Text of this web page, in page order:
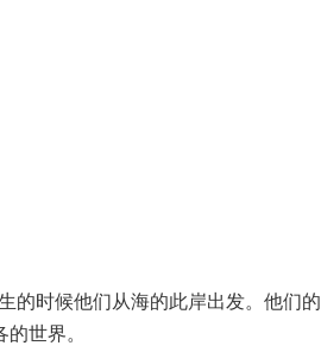
时候他们从海的此岸出发。他们
世界。